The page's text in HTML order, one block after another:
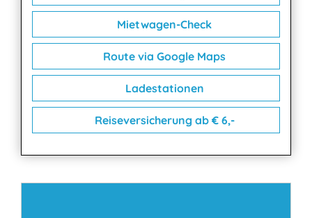
Mietwagen-Check
Route via Google Maps
Ladestationen
Reiseversicherung ab € 6,-